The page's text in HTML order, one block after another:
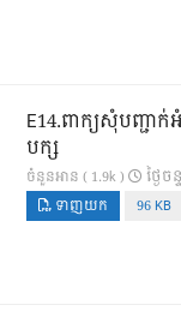
E14.ពាក្យសុំបញ្ជា
បក្ស
ចំនួនអាន ( 1.9k ) ថ្ងៃ​
ទាញយក 96 KB